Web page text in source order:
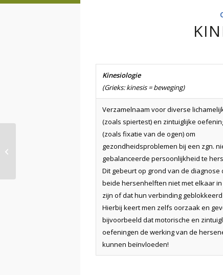
Kinesiologie
(Grieks: kinesis = beweging)
Verzamelnaam voor diverse
(zoals spiertest) en zintuiglijke
(zoals fixatie van de ogen) om
gezondheidsproblemen bij een zgn.
gebalanceerde persoonlijkheid te
Dit gebeurt op grond van de diagnose
beide hersenhelften niet met elkaar
zijn of dat hun verbinding geblokkeerd
Hierbij keert men zelfs oorzaak en
bijvoorbeeld dat motorische en
oefeningen de werking van de
kunnen beïnvloeden!